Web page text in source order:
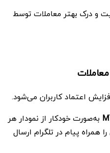
و درک بهتر معاملات توسط
اعتماد کاربران می‌شود.
به‌صورت خودکار از نمودار هر
پیام در تلگرام ارسال